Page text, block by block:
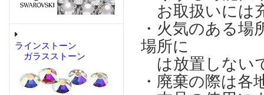
ラインストーン
ガラスストーン
お取扱いには
・火気のある場
場所に
は放置しない
・廃棄の際は